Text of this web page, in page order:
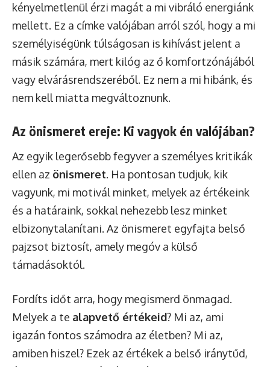
kényelmetlenül érzi magát a mi vibráló energiánk
mellett. Ez a címke valójában arról szól, hogy a mi
személyiségünk túlságosan is kihívást jelent a
másik számára, mert kilóg az ő komfortzónájából
vagy elvárásrendszeréből. Ez nem a mi hibánk, és
nem kell miatta megváltoznunk.
Az önismeret ereje: Ki vagyok én valójában?
Az egyik legerősebb fegyver a személyes kritikák
ellen az önismeret. Ha pontosan tudjuk, kik
vagyunk, mi motivál minket, melyek az értékeink
és a határaink, sokkal nehezebb lesz minket
elbizonytalanítani. Az önismeret egyfajta belső
pajzsot biztosít, amely megóv a külső
támadásoktól.
Fordíts időt arra, hogy megismerd önmagad.
Melyek a te alapvető értékeid? Mi az, ami
igazán fontos számodra az életben? Mi az,
amiben hiszel? Ezek az értékek a belső iránytűd,